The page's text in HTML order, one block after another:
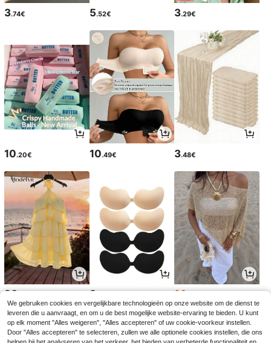
3.74€ 5.52€ 3.29€
10.20€ 10.49€ 3.48€
20 3 14
We gebruiken cookies en vergelijkbare technologieën op onze website om de dienst te
leveren die u aanvraagt, en om u de best mogelijke website-ervaring te bieden. U kunt
op elk moment "Alles weigeren", "Alles accepteren" of uw cookie-voorkeur instellen.
Door "Alles accepteren" te selecteren, zullen we alle optionele cookies instellen, die ons